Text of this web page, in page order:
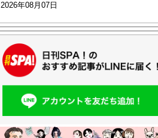
2026年08月07日